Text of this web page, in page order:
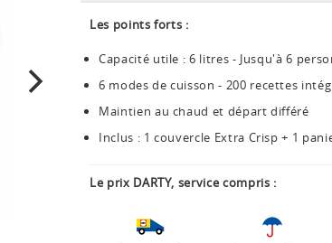
Les points forts :
Capacité utile : 6 litres - Jusqu'à 6
6 modes de cuisson - 200 recettes
Maintien au chaud et départ différé
Inclus : 1 couvercle Extra Crisp + 1
Le prix DARTY, service compris :